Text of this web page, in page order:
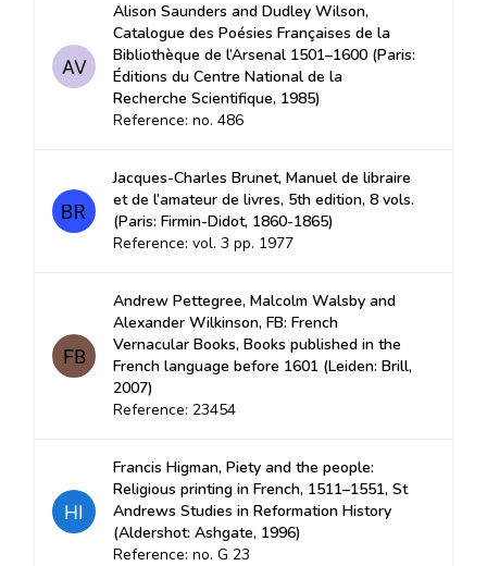
Alison Saunders and Dudley Wilson,
Catalogue des Poésies Françaises de la
Bibliothèque de l’Arsenal 1501–1600 (Paris:
Éditions du Centre National de la
Recherche Scientifique, 1985)
Reference: no. 486
Jacques-Charles Brunet, Manuel de libraire
et de l’amateur de livres, 5th edition, 8 vols.
(Paris: Firmin-Didot, 1860-1865)
Reference: vol. 3 pp. 1977
Andrew Pettegree, Malcolm Walsby and
Alexander Wilkinson, FB: French
Vernacular Books, Books published in the
French language before 1601 (Leiden: Brill,
2007)
Reference: 23454
Francis Higman, Piety and the people:
Religious printing in French, 1511–1551, St
Andrews Studies in Reformation History
(Aldershot: Ashgate, 1996)
Reference: no. G 23